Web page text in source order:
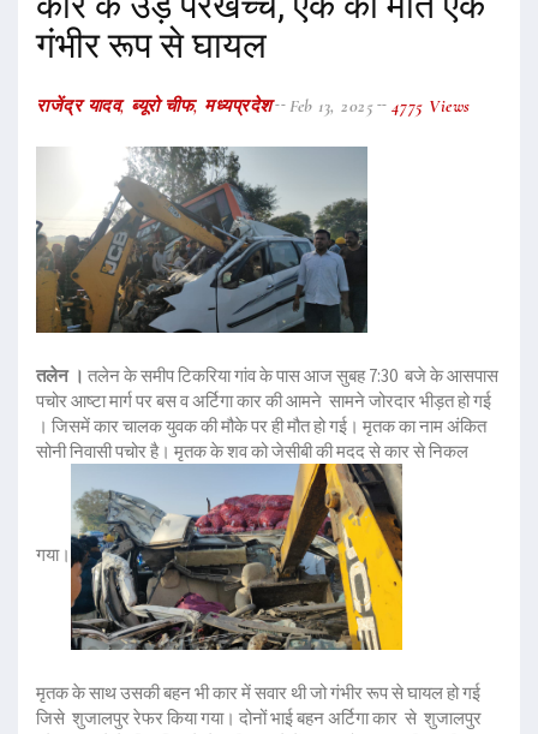
गंभीर रूप से घायल
राजेंद्र यादव, ब्यूरो चीफ, मध्यप्रदेश Feb 13, 2025 4775 Views
तलेन । तलेन के समीप टिकरिया गांव के पास आज सुबह 7:30 बजे के आसपास
पचोर आष्टा मार्ग पर बस व अर्टिगा कार की आमने सामने जोरदार भीड़त हो गई
। जिसमें कार चालक युवक की मौके पर ही मौत हो गई। मृतक का नाम अंकित
सोनी निवासी पचोर है। मृतक के शव को जेसीबी की मदद से कार से निकल
गया।
मृतक के साथ उसकी बहन भी कार में सवार थी जो गंभीर रूप से घायल हो गई
जिसे शुजालपुर रेफर किया गया। दोनों भाई बहन अर्टिगा कार से शुजालपुर